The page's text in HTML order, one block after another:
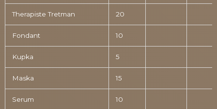
Therapiste Tretman 20
Fondant 10
Kupka 5
Maska 15
Serum 10